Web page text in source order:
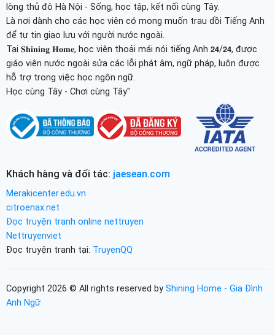
lòng thủ đô Hà Nội - Sống, học tập, kết nối cùng Tây.
Là nơi dành cho các học viên có mong muốn trau dồi Tiếng Anh
để tự tin giao lưu với người nước ngoài.
Tại 𝐒𝐡𝐢𝐧𝐢𝐧𝐠 𝐇𝐨𝐦𝐞, học viên thoải mái nói tiếng Anh 𝟮𝟰/𝟮𝟰, được
giáo viên nước ngoài sửa các lỗi phát âm, ngữ pháp, luôn được
hỗ trợ trong việc học ngôn ngữ.
Học cùng Tây - Chơi cùng Tây"
Khách hàng và đối tác: jaesean.com
Merakicenter.edu.vn
citroenax.net
Đọc truyện tranh online nettruyen
Nettruyenviet
Đọc truyện tranh tại: TruyenQQ
Copyright 2026 © All rights reserved by Shining Home - Gia Đình
Anh Ngữ